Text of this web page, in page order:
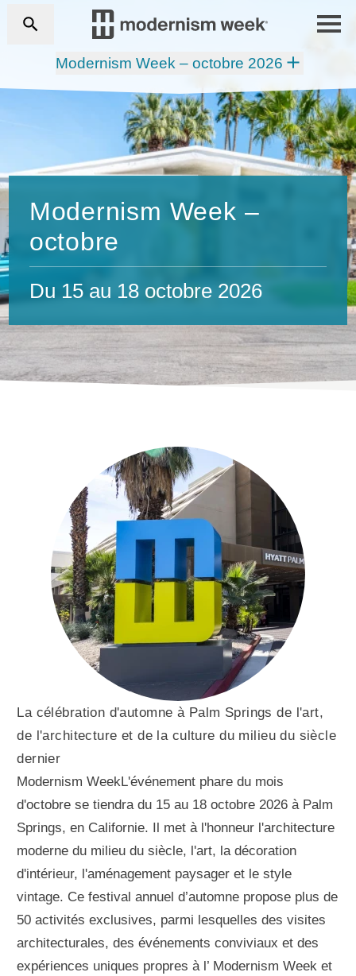
Modernism Week – octobre 2026
Modernism Week –
octobre
Du 15 au 18 octobre 2026
La célébration d'automne à Palm Springs de l'art,
de l'architecture et de la culture du milieu du siècle
dernier
Modernism WeekL'événement phare du mois
d'octobre se tiendra du 15 au 18 octobre 2026 à Palm
Springs, en Californie. Il met à l'honneur l'architecture
moderne du milieu du siècle, l'art, la décoration
d'intérieur, l'aménagement paysager et le style
vintage. Ce festival annuel d’automne propose plus de
50 activités exclusives, parmi lesquelles des visites
architecturales, des événements conviviaux et des
expériences uniques propres à l’ Modernism Week et